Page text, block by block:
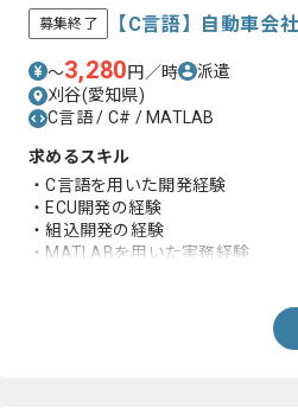
募集終了 【C言語】自動車会
〜3,280円／時
派遣
刈谷(愛知県)
C言語 / C# / MATLAB
求めるスキル
・C言語を用いた開発経験
・ECU開発の経験
・組込開発の経験
・MATLABを用いた実務経験